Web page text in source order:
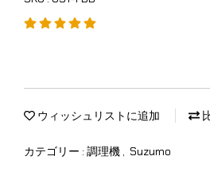
ウィッシュリストに追加
カテゴリー : 調理機 , Suzumo